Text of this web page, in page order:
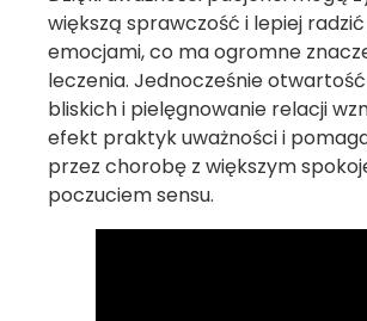
większą sprawczość i lepiej
emocjami, co ma ogromne
leczenia. Jednocześnie
bliskich i pielęgnowanie relacji
efekt praktyk uważności i
przez chorobę z większym
poczuciem sensu.